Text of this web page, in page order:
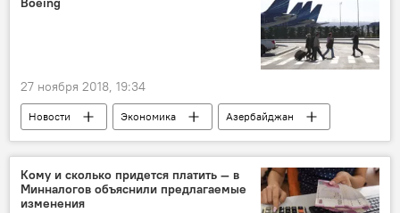
27 ноября 2018, 19:34
Новости Экономика Азербайджан
Кому и сколько придется платить — в
Минналогов объяснили предлагаемые
изменения